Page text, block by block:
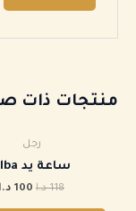
منتجات ذات
رجل
ساعة يد alba
118 د.ا
الأصلي
هو:
100 د.ا